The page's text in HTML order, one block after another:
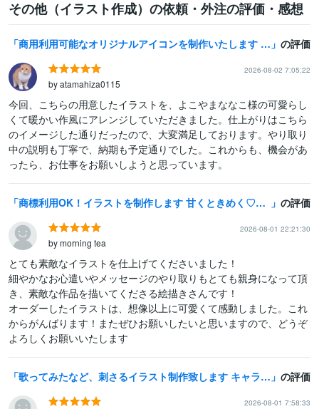
その他（イラスト作成）の依頼・外注の評価・感想
商用利用可能なオリジナルアイコンを制作いたします 優しい世界観のアイコンを制作いたします の評価
2026-08-02 7:05:22
by atamahiza0115
今回、こちらの用意したイラストを、よこやまななこ様の可愛らし
くて暖かい作風にアレンジしていただきました。仕上がりはこちら
のイメージした通りだったので、大変満足しております。やり取り
中の説明も丁寧で、納期も予定通りでした。これからも、機会があ
ったら、お仕事をお願いしようと思っています。
商標利用OK！イラストを制作します 甘くときめく♡フレンチガーリーなイラストを制作いたします！ の評価
2026-08-01 22:21:30
by morning tea
とても素敵なイラストを仕上げてくださいました！
細やかなお心遣いやメッセージのやり取りもとても親身になって頂
き、素敵な作品を描いてくださる絵描きさんです！
オーダーしたイラストは、想像以上に可愛くて感動しました。これ
からがんばります！またぜひお願いしたいと思いますので、どうぞ
よろしくお願いいたします
歌ってみたなど、刺さるイラスト制作致します キャラクターが「そこにいる」かのようなイラストを描きます の評価
2026-08-01 7:58:33